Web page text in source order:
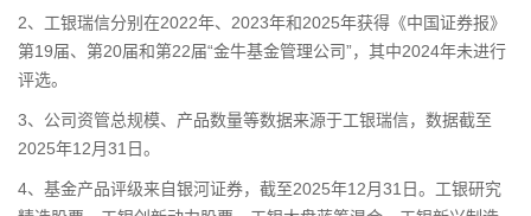
2、工银瑞信分别在2022年、2023年和2025年获得《中国证券报》
第19届、第20届和第22届“金牛基金管理公司”，其中2024年未进行
评选。
3、公司资管总规模、产品数量等数据来源于工银瑞信，数据截至
2025年12月31日。
4、基金产品评级来自银河证券，截至2025年12月31日。工银研究